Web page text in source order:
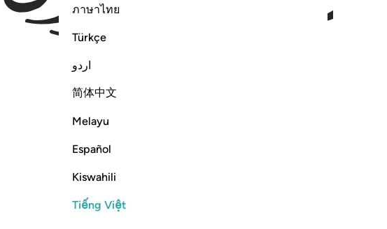
ภาษาไทย
Türkçe
اردو
简体中文
Melayu
Español
Kiswahili
Tiếng Việt